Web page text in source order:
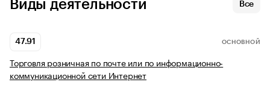
Виды деятельности Все
47.91 ОСНОВНОЙ
Торговля розничная по почте или по информационно-
коммуникационной сети Интернет